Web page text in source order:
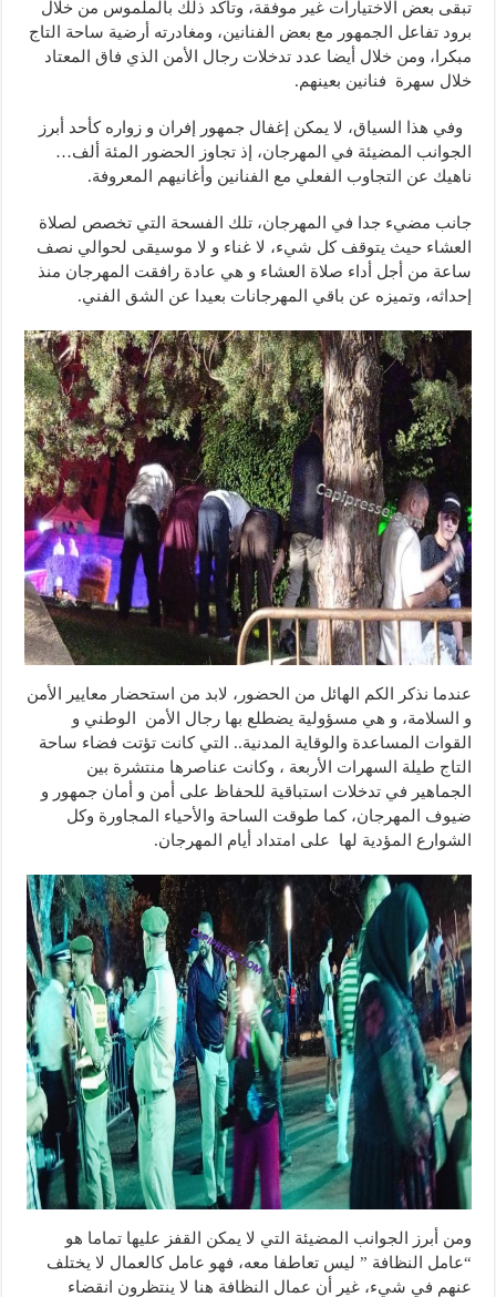
تبقى بعض الاختيارات غير موفقة، وتأكد ذلك بالملموس من خلال
برود تفاعل الجمهور مع بعض الفنانين، ومغادرته أرضية ساحة التاج
مبكرا، ومن خلال أيضا عدد تدخلات رجال الأمن الذي فاق المعتاد
خلال سهرة فنانين بعينهم.
وفي هذا السياق، لا يمكن إغفال جمهور إفران و زواره كأحد أبرز
الجوانب المضيئة في المهرجان، إذ تجاوز الحضور المئة ألف…
ناهيك عن التجاوب الفعلي مع الفنانين وأغانيهم المعروفة.
جانب مضيء جدا في المهرجان، تلك الفسحة التي تخصص لصلاة
العشاء حيث يتوقف كل شيء، لا غناء و لا موسيقى لحوالي نصف
ساعة من أجل أداء صلاة العشاء و هي عادة رافقت المهرجان منذ
إحداثه، وتميزه عن باقي المهرجانات بعيدا عن الشق الفني.
عندما نذكر الكم الهائل من الحضور، لابد من استحضار معايير الأمن
و السلامة، و هي مسؤولية يضطلع بها رجال الأمن الوطني و
القوات المساعدة والوقاية المدنية.. التي كانت تؤتت فضاء ساحة
التاج طيلة السهرات الأربعة ، وكانت عناصرها منتشرة بين
الجماهير في تدخلات استباقية للحفاظ على أمن و أمان جمهور و
ضيوف المهرجان، كما طوقت الساحة والأحياء المجاورة وكل
الشوارع المؤدية لها على امتداد أيام المهرجان.
ومن أبرز الجوانب المضيئة التي لا يمكن القفز عليها تماما هو
“عامل النظافة ” ليس تعاطفا معه، فهو عامل كالعمال لا يختلف
عنهم في شيء، غير أن عمال النظافة هنا لا ينتظرون انقضاء